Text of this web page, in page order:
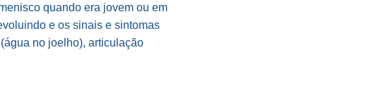
quando era jovem ou em
e os sinais e sintomas
no joelho), articulação